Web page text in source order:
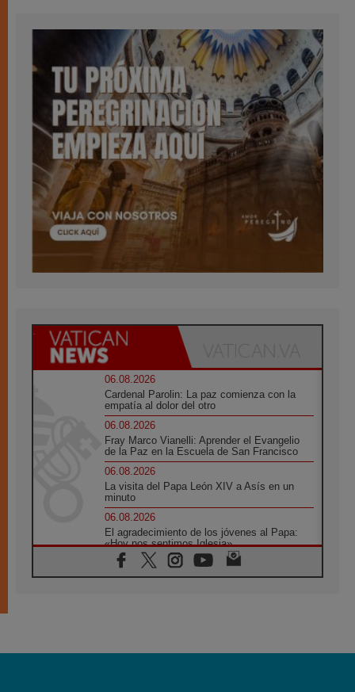
06.08.2026
Cardenal Parolin: La paz comienza con la
empatía al dolor del otro
06.08.2026
Fray Marco Vianelli: Aprender el Evangelio
de la Paz en la Escuela de San Francisco
06.08.2026
La visita del Papa León XIV a Asís en un
minuto
06.08.2026
El agradecimiento de los jóvenes al Papa:
«Hoy nos sentimos Iglesia»
06.08.2026
Líbano: Reanudan los coloquios en Roma en